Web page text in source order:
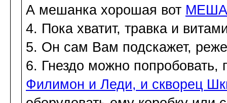
А мешанка хорошая вот
4. Пока хватит, травка и
5. Он сам Вам подскажет,
6. Гнездо можно
Филимон и Леди, и скворец